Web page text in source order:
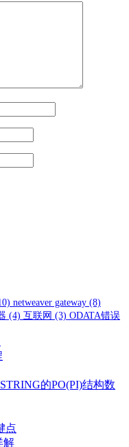
netweaver gateway (8)
(4) 互联网 (3) ODATA错误
的PO(PI)结构数
点
解